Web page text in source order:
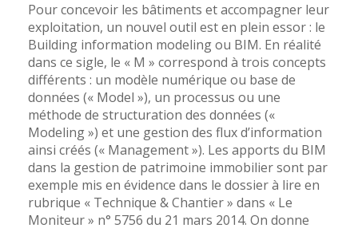
Pour concevoir les bâtiments et accompagner leur
exploitation, un nouvel outil est en plein essor : le
Building information modeling ou BIM. En réalité
dans ce sigle, le « M » correspond à trois concepts
différents : un modèle numérique ou base de
données (« Model »), un processus ou une
méthode de structuration des données («
Modeling ») et une gestion des flux d’information
ainsi créés (« Management »). Les apports du BIM
dans la gestion de patrimoine immobilier sont par
exemple mis en évidence dans le dossier à lire en
rubrique « Technique & Chantier » dans « Le
Moniteur » n° 5756 du 21 mars 2014. On donne